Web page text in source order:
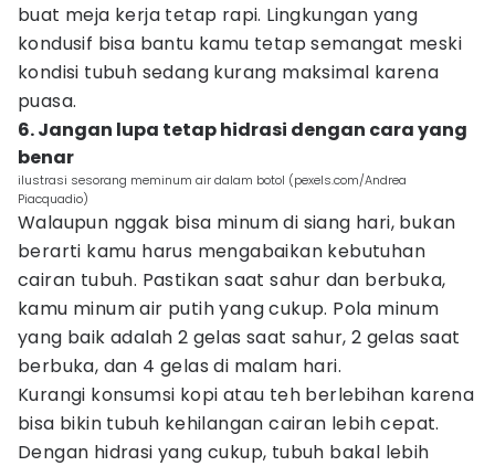
buat meja kerja tetap rapi. Lingkungan yang
kondusif bisa bantu kamu tetap semangat meski
kondisi tubuh sedang kurang maksimal karena
puasa.
6. Jangan lupa tetap hidrasi dengan cara yang
benar
ilustrasi sesorang meminum air dalam botol (pexels.com/Andrea
Piacquadio)
Walaupun nggak bisa minum di siang hari, bukan
berarti kamu harus mengabaikan kebutuhan
cairan tubuh. Pastikan saat sahur dan berbuka,
kamu minum air putih yang cukup. Pola minum
yang baik adalah 2 gelas saat sahur, 2 gelas saat
berbuka, dan 4 gelas di malam hari.
Kurangi konsumsi kopi atau teh berlebihan karena
bisa bikin tubuh kehilangan cairan lebih cepat.
Dengan hidrasi yang cukup, tubuh bakal lebih